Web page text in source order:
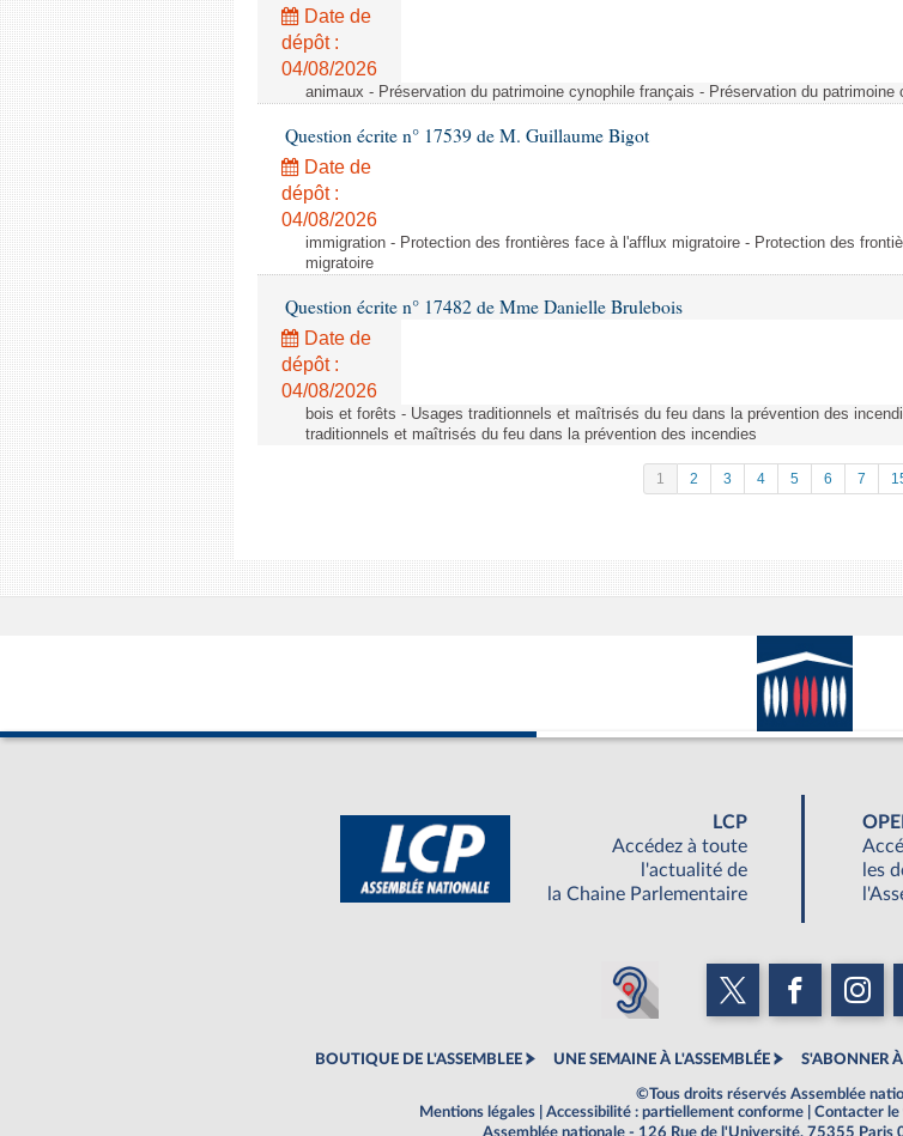
Date de
dépôt :
04/08/2026
animaux - Préservation du patrimoine cynophile français - Préservation du patrimoine
Question écrite n° 17539 de M. Guillaume Bigot
Date de
dépôt :
04/08/2026
immigration - Protection des frontières face à l'afflux migratoire - Protection des
migratoire
Question écrite n° 17482 de Mme Danielle Brulebois
Date de
dépôt :
04/08/2026
bois et forêts - Usages traditionnels et maîtrisés du feu dans la prévention des
traditionnels et maîtrisés du feu dans la prévention des incendies
1 2 3 4 5 6 7
LCP
Accédez à toute
l'actualité de
la Chaine Parlementaire
les
BOUTIQUE DE L'ASSEMBLEE UNE SEMAINE À L'ASSEMBLÉE S'ABONNER
©Tous droits réservés Assemblée
Mentions légales
Accessibilité : partiellement conforme Contacter
Assemblée nationale - 126 Rue de l'Université, 75355 Paris